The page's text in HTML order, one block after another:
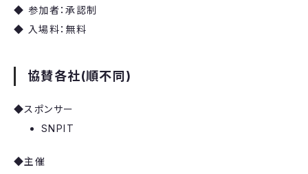
◆ 参加者：承認制
◆ 入場料：無料
協賛各社(順不同)
◆スポンサー
SNPIT
◆主催